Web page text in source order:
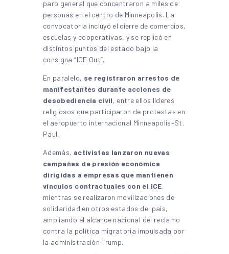
paro general que concentraron a miles de
personas en el centro de Minneapolis. La
convocatoria incluyó el cierre de comercios,
escuelas y cooperativas, y se replicó en
distintos puntos del estado bajo la
consigna “ICE Out”.
En paralelo, se registraron arrestos de
manifestantes durante acciones de
desobediencia civil, entre ellos líderes
religiosos que participaron de protestas en
el aeropuerto internacional Minneapolis–St.
Paul.
Además, activistas lanzaron nuevas
campañas de presión económica
dirigidas a empresas que mantienen
vínculos contractuales con el ICE,
mientras se realizaron movilizaciones de
solidaridad en otros estados del país,
ampliando el alcance nacional del reclamo
contra la política migratoria impulsada por
la administración Trump.